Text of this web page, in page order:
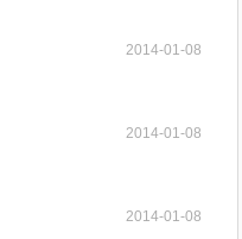
2014-01-08
2014-01-08
2014-01-08